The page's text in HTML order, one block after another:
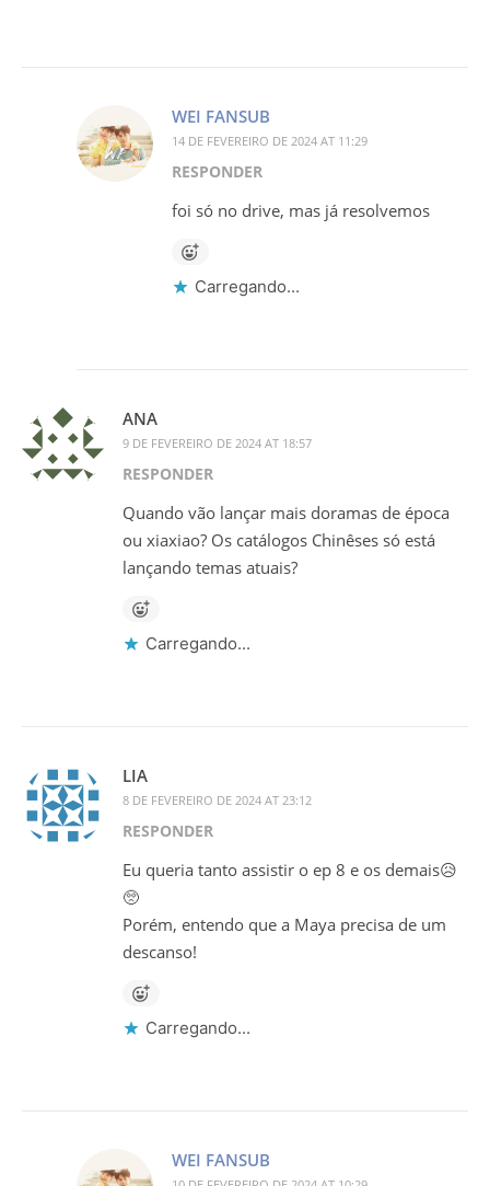
WEI FANSUB
14 DE FEVEREIRO DE 2024 AT 11:29
RESPONDER
foi só no drive, mas já resolvemos
Carregando...
ANA
9 DE FEVEREIRO DE 2024 AT 18:57
RESPONDER
Quando vão lançar mais doramas de época
ou xiaxiao? Os catálogos Chinêses só está
lançando temas atuais?
Carregando...
LIA
8 DE FEVEREIRO DE 2024 AT 23:12
RESPONDER
Eu queria tanto assistir o ep 8 e os demais😥
🥺
Porém, entendo que a Maya precisa de um
descanso!
Carregando...
WEI FANSUB